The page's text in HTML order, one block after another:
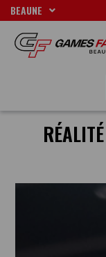
Aller
au
contenu
BEAUNE